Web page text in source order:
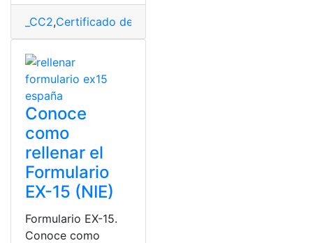
_CC2,Certificado de identidad
Conoce
como
rellenar el
Formulario
EX-15 (NIE)
Formulario EX-15.
Conoce como